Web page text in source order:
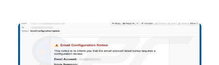
credenciais da conta de e-m